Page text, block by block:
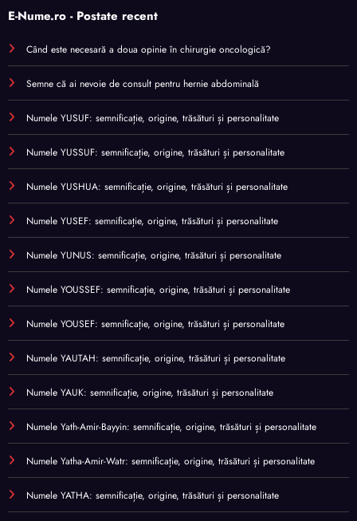
E-Nume.ro - Postate recent
Când este necesară a doua opinie în chirurgie oncologică?
Semne că ai nevoie de consult pentru hernie abdominală
Numele YUSUF: semnificație, origine, trăsături și personalitate
Numele YUSSUF: semnificație, origine, trăsături și personalitate
Numele YUSHUA: semnificație, origine, trăsături și personalitate
Numele YUSEF: semnificație, origine, trăsături și personalitate
Numele YUNUS: semnificație, origine, trăsături și personalitate
Numele YOUSSEF: semnificație, origine, trăsături și personalitate
Numele YOUSEF: semnificație, origine, trăsături și personalitate
Numele YAUTAH: semnificație, origine, trăsături și personalitate
Numele YAUK: semnificație, origine, trăsături și personalitate
Numele Yath-Amir-Bayyin: semnificație, origine, trăsături și personalitate
Numele Yatha-Amir-Watr: semnificație, origine, trăsături și personalitate
Numele YATHA: semnificație, origine, trăsături și personalitate